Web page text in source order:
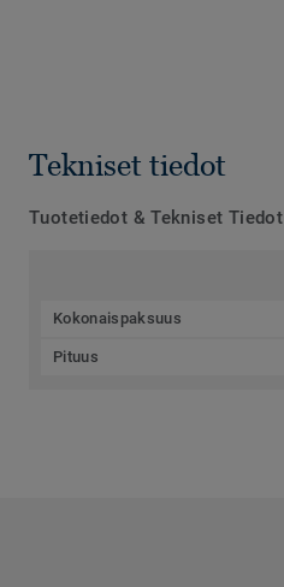
Tekniset tiedot
Tuotetiedot & Tekniset Tiedot
Kokonaispaksuus
Pituus